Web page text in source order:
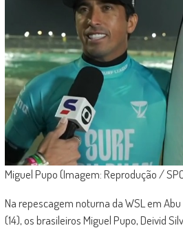
Miguel Pupo (Imagem: Reprodução /
Na repescagem noturna da WSL em
(14), os brasileiros Miguel Pupo, Deivid